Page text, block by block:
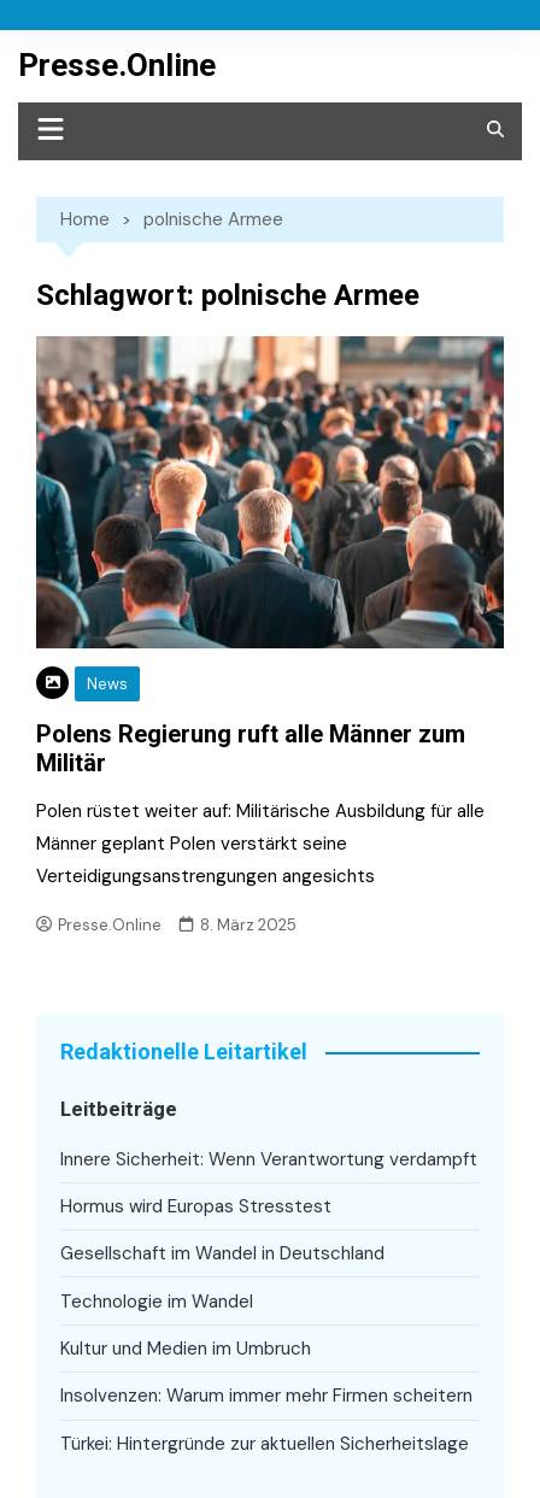
content
Presse.Online
Home polnische Armee
Schlagwort: polnische Armee
News
Polens Regierung ruft alle Männer zum
Militär
Polen rüstet weiter auf: Militärische Ausbildung für alle
Männer geplant Polen verstärkt seine
Verteidigungsanstrengungen angesichts
Presse.Online 8. März 2025
Redaktionelle Leitartikel
Leitbeiträge
Innere Sicherheit: Wenn Verantwortung verdampft
Hormus wird Europas Stresstest
Gesellschaft im Wandel in Deutschland
Technologie im Wandel
Kultur und Medien im Umbruch
Insolvenzen: Warum immer mehr Firmen scheitern
Türkei: Hintergründe zur aktuellen Sicherheitslage